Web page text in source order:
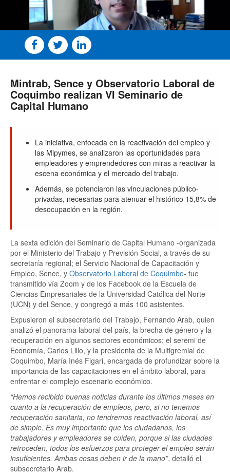
Mintrab, Sence y Observatorio Laboral de
Coquimbo realizan VI Seminario de
Capital Humano
La iniciativa, enfocada en la reactivación del empleo y
las Mipymes, se analizaron las oportunidades para
empleadores y emprendedores con miras a reactivar la
escena económica y el mercado del trabajo.
Además, se potenciaron las vinculaciones público-
privadas, necesarias para atenuar el histórico 15,8% de
desocupación en la región.
La sexta edición del Seminario de Capital Humano -organizada
por el Ministerio del Trabajo y Previsión Social, a través de su
secretaría regional; el Servicio Nacional de Capacitación y
Empleo, Sence, y Observatorio Laboral de Coquimbo- fue
transmitido vía Zoom y de los Facebook de la Escuela de
Ciencias Empresariales de la Universidad Católica del Norte
(UCN) y del Sence, y congregó a más 100 asistentes.
Expusieron el subsecretario del Trabajo, Fernando Arab, quien
analizó el panorama laboral del país, la brecha de género y la
recuperación en algunos sectores económicos; el seremi de
Economía, Carlos Lillo, y la presidenta de la Multigremial de
Coquimbo, María Inés Figari, encargada de profundizar sobre la
importancia de las capacitaciones en el ámbito laboral, para
enfrentar el complejo escenario económico.
“Hemos recibido buenas noticias durante los últimos meses en
cuanto a la recuperación de empleos, pero, si no tenemos
recuperación sanitaria, no tendremos reactivación laboral, así
de simple. Es muy importante que los ciudadanos, los
trabajadores y empleadores se cuiden, porque si las ciudades
retroceden, todos los esfuerzos para proteger el empleo serán
insuficientes. Ambas cosas deben ir de la mano”, detalló el
subsecretario Arab.